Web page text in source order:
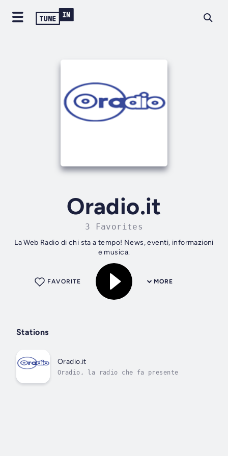
Oradio.it
3 Favorites
La Web Radio di chi sta a tempo! News, eventi, informazioni
e musica.
MORE
FAVORITE
Stations
Oradio.it
Oradio, la radio che fa presente